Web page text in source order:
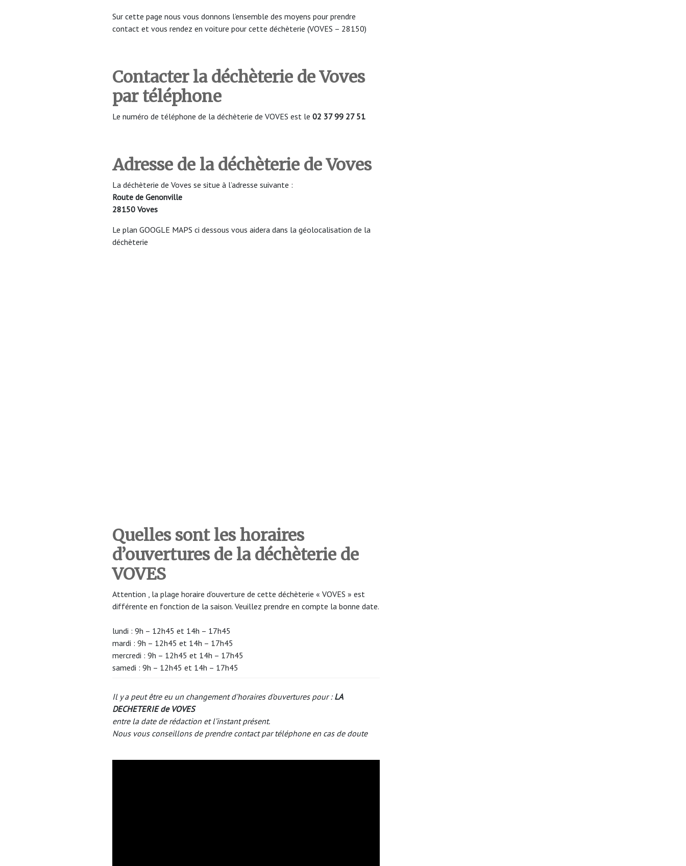
Sur cette page nous vous donnons l’ensemble des moyens pour prendre
contact et vous rendez en voiture pour cette déchèterie (VOVES – 28150)
Contacter la déchèterie de Voves
par téléphone
Le numéro de téléphone de la déchèterie de VOVES est le 02 37 99 27 51
Adresse de la déchèterie de Voves
La déchèterie de Voves se situe à l’adresse suivante :
Route de Genonville
28150 Voves
Le plan GOOGLE MAPS ci dessous vous aidera dans la géolocalisation de la
déchèterie
Quelles sont les horaires
d’ouvertures de la déchèterie de
VOVES
Attention , la plage horaire d’ouverture de cette déchèterie « VOVES » est
différente en fonction de la saison. Veuillez prendre en compte la bonne date.
lundi : 9h – 12h45 et 14h – 17h45
mardi : 9h – 12h45 et 14h – 17h45
mercredi : 9h – 12h45 et 14h – 17h45
samedi : 9h – 12h45 et 14h – 17h45
Il y a peut être eu un changement d’horaires d’ouvertures pour : LA
DECHETERIE de VOVES
entre la date de rédaction et l’instant présent.
Nous vous conseillons de prendre contact par téléphone en cas de doute